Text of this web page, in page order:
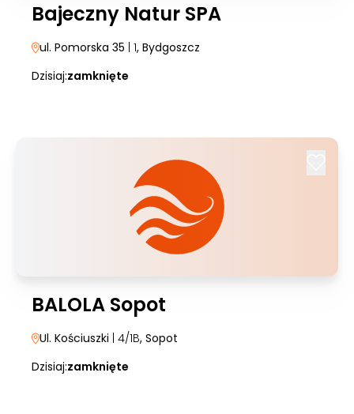
Bajeczny Natur SPA
ul. Pomorska 35 | 1, Bydgoszcz
Dzisiaj:zamknięte
BALOLA Sopot
Ul. Kościuszki | 4/1B, Sopot
Dzisiaj:zamknięte